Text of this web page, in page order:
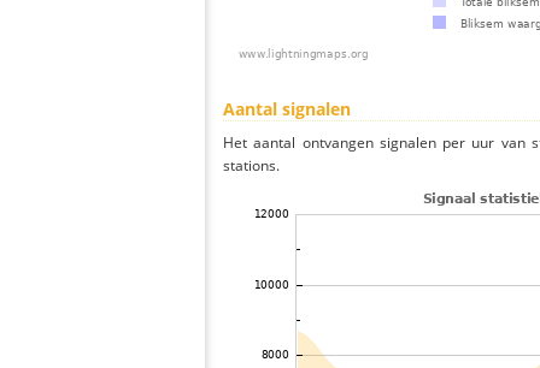
Aantal signalen
Het aantal ontvangen signalen per uur van
stations.